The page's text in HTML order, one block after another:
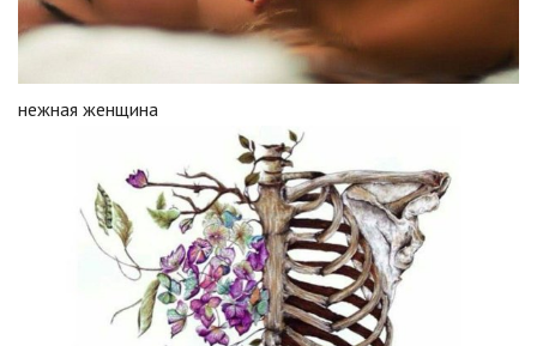
нежная женщина